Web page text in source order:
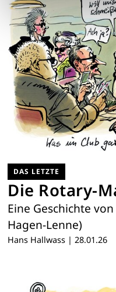
DAS LETZTE
Die Rotary-
Eine Geschichte
Hagen-Lenne)
Hans Hallwass | 28.01.26